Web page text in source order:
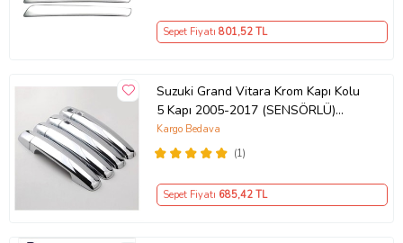
Sepet Fiyatı 801,52 TL
Suzuki Grand Vitara Krom Kapı Kolu
5 Kapı 2005-2017 (SENSÖRLÜ)
P.ÇELİK
(1)
Kargo Bedava
Sepet Fiyatı 685,42 TL